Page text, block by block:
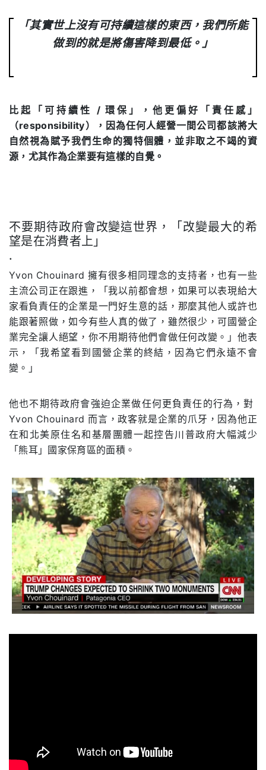
「其實世上沒有可持續這樣的東西，我們所能
做到的就是將傷害降到最低。」
比起「可持續性 /環保」，他更偏好「責任感」
（responsibility），因為任何人經營一間公司都該將大
自然視為賦予我們生命的獨特個體，並非取之不竭的資
源，尤其作為企業要有這樣的自覺。
不要期待政府會改變這世界，「 改變最大的希
望是在消費者上 」
.
Yvon Chouinard擁有很多相同理念的支持者，也有一些
主流公司正在跟進，「我以前都會想， 如果可以表現給大
家看負責任的企業是一門好生意的話，那麼其他人或許也
能跟著照做，如今有些人真的做了，雖然很少，可國營企
業完全讓人絕望，你不用期待他們會做任何改變。」他表
示，
「我希望看到國營企業的終結，因為它們永遠不會
變。」
他也不期待政府會強迫企業做任何更負責任的行為，對
Yvon Chouinard而言，政客就是企業的爪牙，因為他正
在和北美原住名和基層團體一起控告川普政府大幅減少
「熊耳」國家保育區的面積。